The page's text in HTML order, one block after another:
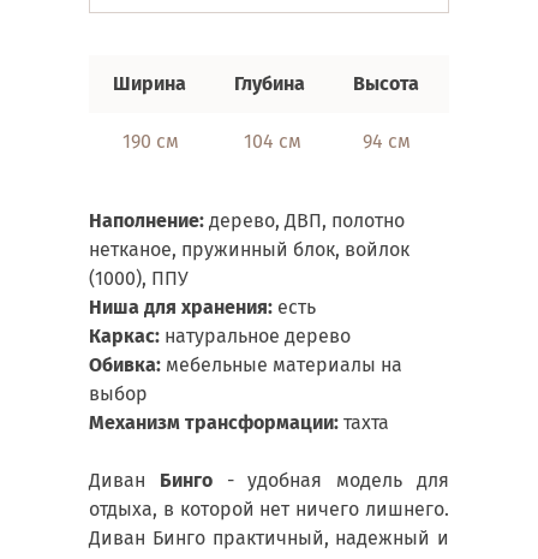
Ширина Глубина Высота
190 см 104 см 94 см
Наполнение: дерево, ДВП, полотно
нетканое, пружинный блок, войлок
(1000), ППУ
Ниша для хранения: есть
Каркас: натуральное дерево
Обивка: мебельные материалы на
выбор
Механизм трансформации: тахта
Диван Бинго- удобная модель для
отдыха, в которой нет ничего лишнего.
Диван Бинго практичный, надежный и